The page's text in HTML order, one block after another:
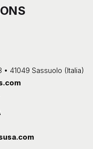
• 41049 Sassuolo (Italia)